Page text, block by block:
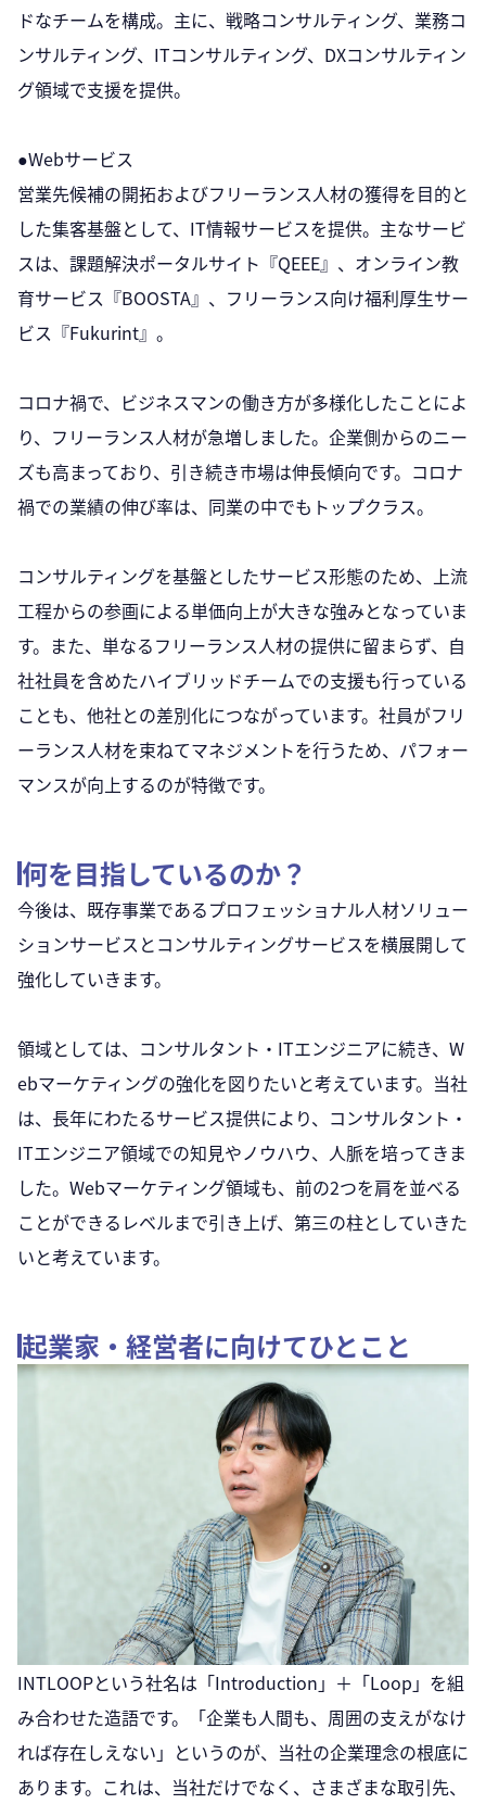
ドなチームを構成。主に、戦略コンサルティング、業務コ
ンサルティング、ITコンサルティング、DXコンサルティン
グ領域で支援を提供。
●Webサービス
営業先候補の開拓およびフリーランス人材の獲得を目的と
した集客基盤として、IT情報サービスを提供。主なサービ
スは、課題解決ポータルサイト『QEEE』、オンライン教
育サービス『BOOSTA』、フリーランス向け福利厚生サー
ビス『Fukurint』。
コロナ禍で、ビジネスマンの働き方が多様化したことによ
り、フリーランス人材が急増しました。企業側からのニー
ズも高まっており、引き続き市場は伸長傾向です。コロナ
禍での業績の伸び率は、同業の中でもトップクラス。
コンサルティングを基盤としたサービス形態のため、上流
工程からの参画による単価向上が大きな強みとなっていま
す。また、単なるフリーランス人材の提供に留まらず、自
社社員を含めたハイブリッドチームでの支援も行っている
ことも、他社との差別化につながっています。社員がフリ
ーランス人材を束ねてマネジメントを行うため、パフォー
マンスが向上するのが特徴です。
何を目指しているのか？
今後は、既存事業であるプロフェッショナル人材ソリュー
ションサービスとコンサルティングサービスを横展開して
強化していきます。
領域としては、コンサルタント・ITエンジニアに続き、W
ebマーケティングの強化を図りたいと考えています。当社
は、長年にわたるサービス提供により、コンサルタント・
ITエンジニア領域での知見やノウハウ、人脈を培ってきま
した。Webマーケティング領域も、前の2つを肩を並べる
ことができるレベルまで引き上げ、第三の柱としていきた
いと考えています。
起業家・経営者に向けてひとこと
INTLOOPという社名は「Introduction」＋「Loop」を組
み合わせた造語です。「企業も人間も、周囲の支えがなけ
れば存在しえない」というのが、当社の企業理念の根底に
あります。これは、当社だけでなく、さまざまな取引先、